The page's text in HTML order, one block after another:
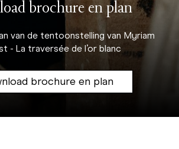
brochure en plan
van de tentoonstelling van Myriam
- La traversée de l’or blanc
brochure en plan